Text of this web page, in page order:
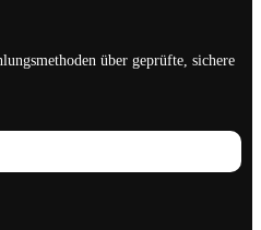
über geprüfte, sichere